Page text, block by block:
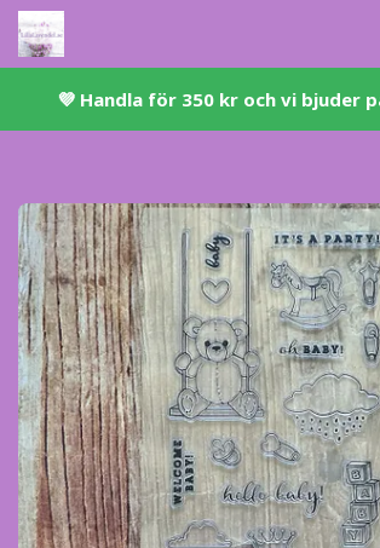
💜 ​Handla för 350 kr och vi bjuder